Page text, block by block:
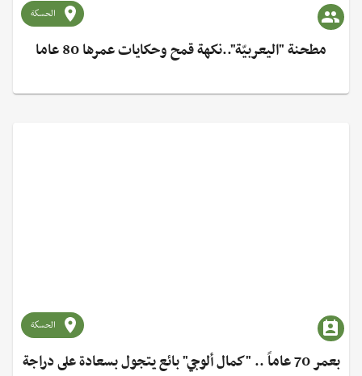
الحسكة
مطحنة "اليعربيّة"..نكهة قمح وحكايات عمرها 80 عاما
الحسكة
بعمر 70 عاماً .. "كمال ألوجي" بائع يتجول بسعادة على دراجة